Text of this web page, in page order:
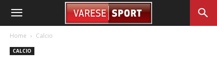
Home Calcio
CALCIO